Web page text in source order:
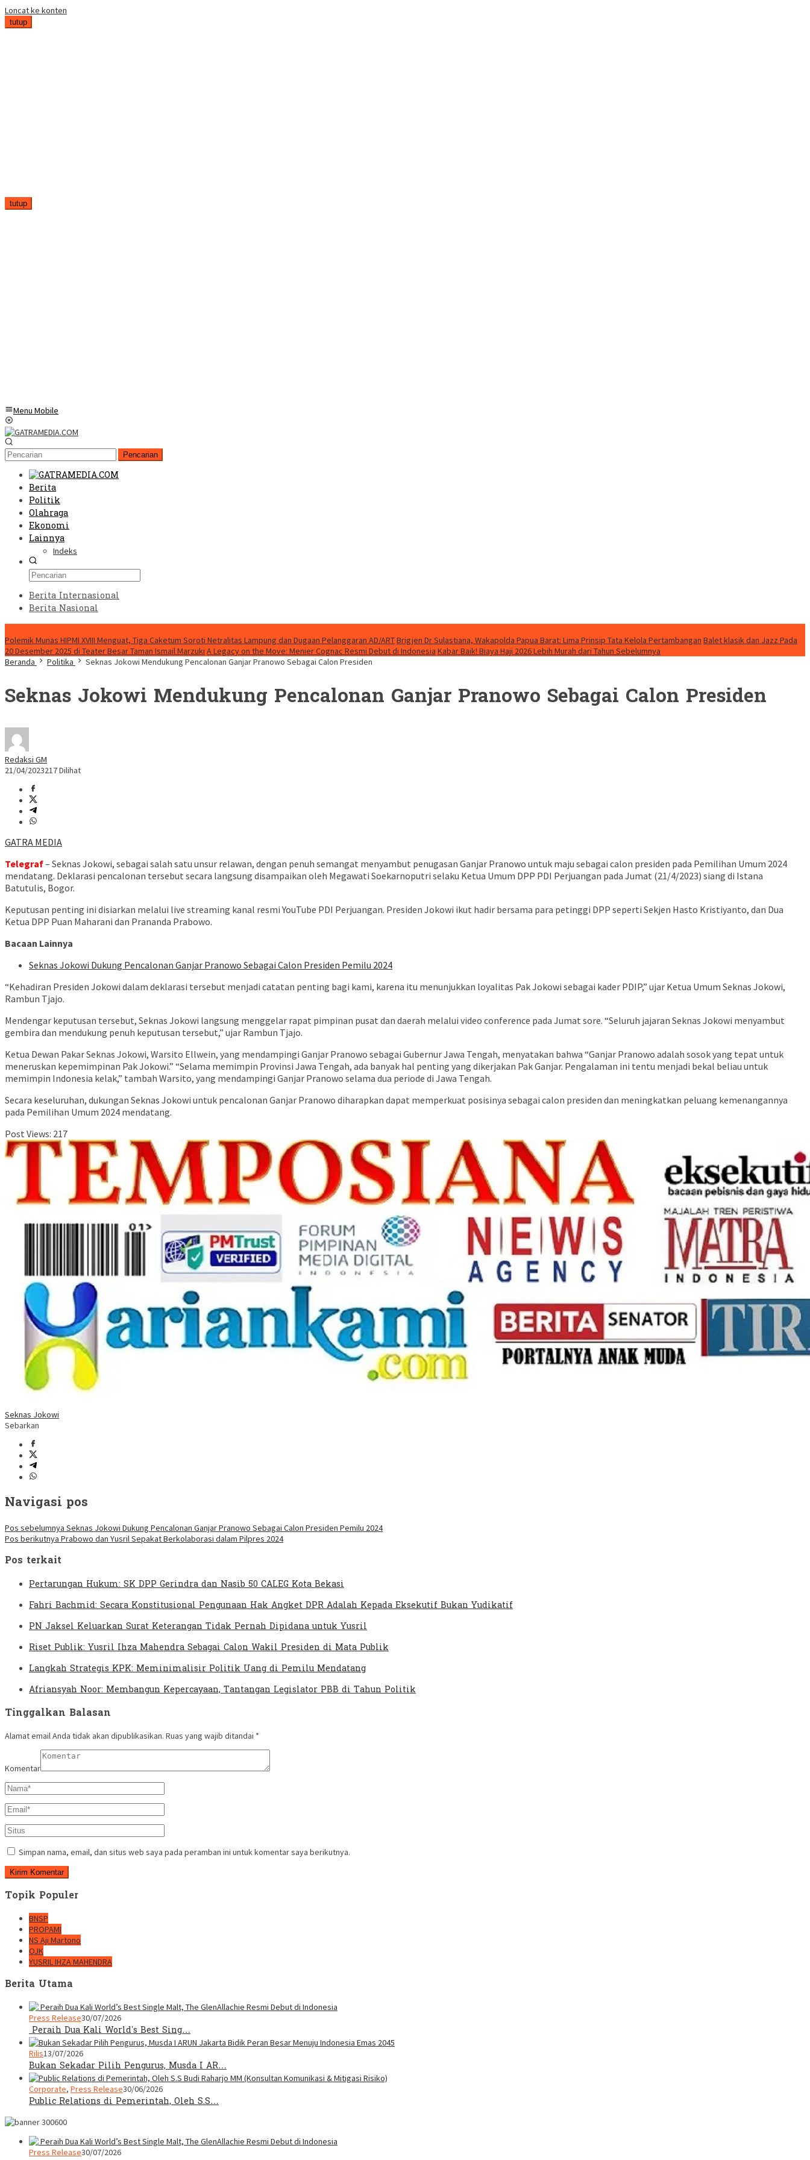
Loncat ke konten
tutup
tutup
Menu Mobile
Pencarian
Berita
Politik
Olahraga
Ekonomi
Lainnya
Indeks
Berita Internasional
Berita Nasional
Polemik Munas HIPMI XVIII Menguat, Tiga Caketum Soroti Netralitas Lampung dan Dugaan Pelanggaran AD/ARTBrigjen Dr Sulastiana, Wakapolda Papua Barat: Lima Prinsip Tata Kelola Pertambangan Balet klasik dan Jazz Pada
20 Desember 2025 di Teater Besar Taman Ismail Marzuki A Legacy on the Move: Menier Cognac Resmi Debut di Indonesia Kabar Baik! Biaya Haji 2026 Lebih Murah dari Tahun Sebelumnya
Beranda
Politika Seknas Jokowi Mendukung Pencalonan Ganjar Pranowo Sebagai Calon Presiden
Seknas Jokowi Mendukung Pencalonan Ganjar Pranowo Sebagai Calon Presiden
Redaksi GM
21/04/2023217 Dilihat
GATRA MEDIA
Telegraf– Seknas Jokowi, sebagai salah satu unsur relawan, dengan penuh semangat menyambut penugasan Ganjar Pranowo untuk maju sebagai calon presiden pada Pemilihan Umum 2024
mendatang. Deklarasi pencalonan tersebut secara langsung disampaikan oleh Megawati Soekarnoputri selaku Ketua Umum DPP PDI Perjuangan pada Jumat (21/4/2023) siang di Istana
Batutulis, Bogor.
Keputusan penting ini disiarkan melalui live streaming kanal resmi YouTube PDI Perjuangan. Presiden Jokowi ikut hadir bersama para petinggi DPP seperti Sekjen Hasto Kristiyanto, dan Dua
Ketua DPP Puan Maharani dan Prananda Prabowo.
Bacaan Lainnya
Seknas Jokowi Dukung Pencalonan Ganjar Pranowo Sebagai Calon Presiden Pemilu 2024
“Kehadiran Presiden Jokowi dalam deklarasi tersebut menjadi catatan penting bagi kami, karena itu menunjukkan loyalitas Pak Jokowi sebagai kader PDIP,” ujar Ketua Umum Seknas Jokowi,
Rambun Tjajo.
Mendengar keputusan tersebut, Seknas Jokowi langsung menggelar rapat pimpinan pusat dan daerah melalui video conference pada Jumat sore. “Seluruh jajaran Seknas Jokowi menyambut
gembira dan mendukung penuh keputusan tersebut,” ujar Rambun Tjajo.
Ketua Dewan Pakar Seknas Jokowi, Warsito Ellwein, yang mendampingi Ganjar Pranowo sebagai Gubernur Jawa Tengah, menyatakan bahwa “Ganjar Pranowo adalah sosok yang tepat untuk
meneruskan kepemimpinan Pak Jokowi.” “Selama memimpin Provinsi Jawa Tengah, ada banyak hal penting yang dikerjakan Pak Ganjar. Pengalaman ini tentu menjadi bekal beliau untuk
memimpin Indonesia kelak,” tambah Warsito, yang mendampingi Ganjar Pranowo selama dua periode di Jawa Tengah.
Secara keseluruhan, dukungan Seknas Jokowi untuk pencalonan Ganjar Pranowo diharapkan dapat memperkuat posisinya sebagai calon presiden dan meningkatkan peluang kemenangannya
pada Pemilihan Umum 2024 mendatang.
Post Views: 217
Seknas Jokowi
Sebarkan
Navigasi pos
Pos sebelumnya Seknas Jokowi Dukung Pencalonan Ganjar Pranowo Sebagai Calon Presiden Pemilu 2024
Pos berikutnya Prabowo dan Yusril Sepakat Berkolaborasi dalam Pilpres 2024
Pos terkait
Pertarungan Hukum: SK DPP Gerindra dan Nasib 50 CALEG Kota Bekasi
Fahri Bachmid: Secara Konstitusional Pengunaan Hak Angket DPR Adalah Kepada Eksekutif Bukan Yudikatif
PN Jaksel Keluarkan Surat Keterangan Tidak Pernah Dipidana untuk Yusril
Riset Publik: Yusril Ihza Mahendra Sebagai Calon Wakil Presiden di Mata Publik
Langkah Strategis KPK: Meminimalisir Politik Uang di Pemilu Mendatang
Afriansyah Noor: Membangun Kepercayaan, Tantangan Legislator PBB di Tahun Politik
Tinggalkan Balasan
Alamat email Anda tidak akan dipublikasikan. Ruas yang wajib ditandai *
Komentar
Simpan nama, email, dan situs web saya pada peramban ini untuk komentar saya berikutnya.
Topik Populer
BNSP
PROPAMI
NS Aji Martono
OJK
YUSRIL IHZA MAHENDRA
Berita Utama
Press Release30/07/2026
Peraih Dua Kali World’s Best Sing…
Rilis13/07/2026
Bukan Sekadar Pilih Pengurus, Musda I AR…
Corporate, Press Release30/06/2026
Public Relations di Pemerintah, Oleh S.S…
Press Release30/07/2026